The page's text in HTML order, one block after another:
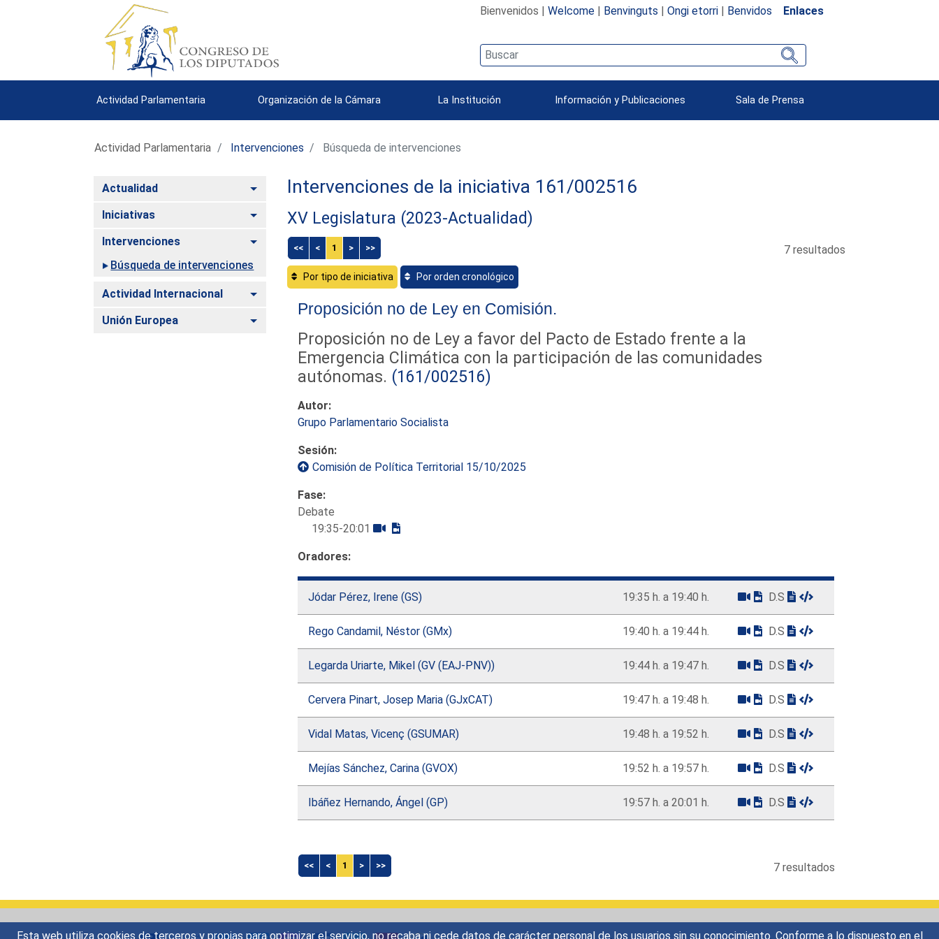
Esta web utiliza cookies de terceros y propias para optimizar el servicio, no recaba ni cede datos de carácter personal de los usuarios sin su conocimiento. Conforme a lo dispuesto en el
Bienvenidos | Welcome| Benvinguts | Ongi etorri| Benvidos Enlaces
Actividad Parlamentaria Organización de la Cámara La Institución Información y Publicaciones Sala de Prensa
Actividad Parlamentaria Intervenciones Búsqueda de intervenciones
Actualidad Alternar
Iniciativas Alternar
Intervenciones
Alternar
Búsqueda de intervenciones
Actividad Internacional Alternar
Unión Europea Alternar
Intervenciones de la iniciativa 161/002516
XV Legislatura (2023-Actualidad)
<< < 1 > >>
Por tipo de iniciativa Por orden cronológico
7 resultados
Proposición no de Ley en Comisión.
Proposición no de Ley a favor del Pacto de Estado frente a la
Emergencia Climática con la participación de las comunidades
autónomas. (161/002516)
Autor:
Grupo Parlamentario Socialista
Sesión:
Comisión de Política Territorial 15/10/2025
Fase:
Debate
19:35-20:01
Oradores:
Jódar Pérez, Irene (GS) 19:35 h. a 19:40 h. D.S
Rego Candamil, Néstor (GMx) 19:40 h. a 19:44 h. D.S
Legarda Uriarte, Mikel (GV (EAJ-PNV)) 19:44 h. a 19:47 h. D.S
Cervera Pinart, Josep Maria (GJxCAT) 19:47 h. a 19:48 h. D.S
Vidal Matas, Vicenç (GSUMAR) 19:48 h. a 19:52 h. D.S
Mejías Sánchez, Carina (GVOX) 19:52 h. a 19:57 h. D.S
Ibáñez Hernando, Ángel (GP) 19:57 h. a 20:01 h. D.S
<< < 1 > >> 7 resultados